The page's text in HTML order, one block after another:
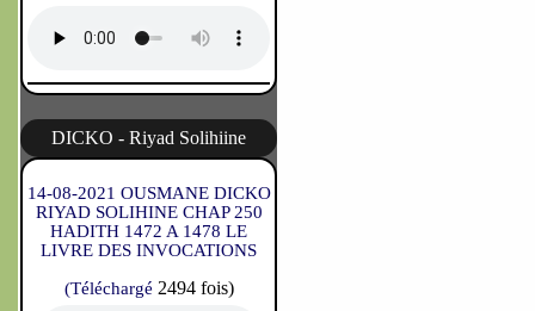
DICKO - Riyad Solihiine
14-08-2021 OUSMANE DICKO
RIYAD SOLIHINE CHAP 250
HADITH 1472 A 1478 LE
LIVRE DES INVOCATIONS
(Téléchargé 2494 fois)